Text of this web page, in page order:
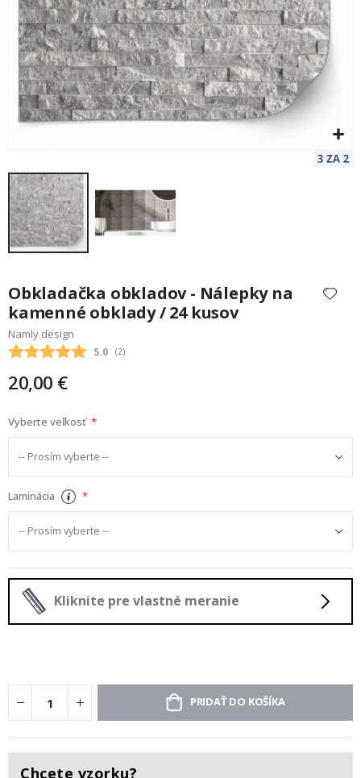
začiatok
galérie
obrázkov
Obkladačka obkladov - Nálepky na
kamenné obklady / 24 kusov
Namly design
Priemerne hodnotenie:
5.0 (hlasy:
2)
20,00 €
Vyberte veľkosť
Laminácia
Kliknite pre vlastné meranie
PRIDAŤ DO KOŠÍKA
Chcete vzorku?